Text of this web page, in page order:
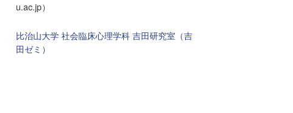
u.ac.jp）
比治山大学 社会臨床心理学科 吉田研究室（吉
田ゼミ）